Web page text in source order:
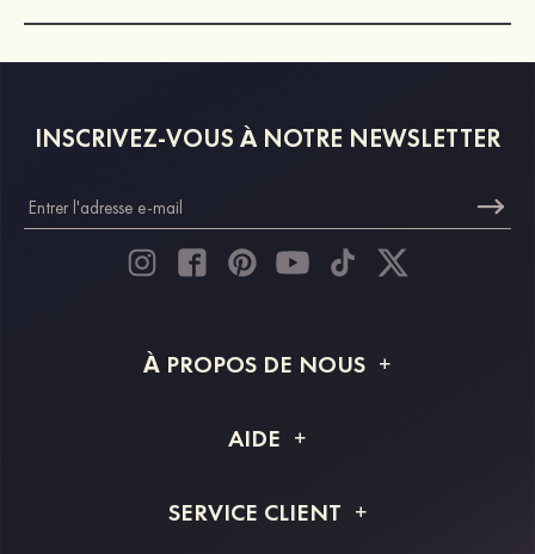
INSCRIVEZ-VOUS À NOTRE NEWSLETTER
À PROPOS DE NOUS
Livraison
AIDE
Retour et remboursement
SERVICE CLIENT